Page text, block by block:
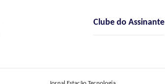
Clube do Assinante